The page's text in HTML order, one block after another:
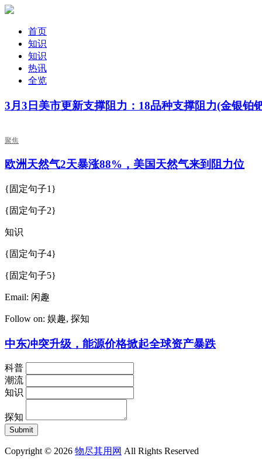
首页
知识
知识
热讯
全览
3月3日美市更新支撑阻力：18品种支撑阻力(金银铂
聚焦
欧洲天然气2天暴涨88%，美国天然气来到阻力位
{固定句子1}
{固定句子2}
知识
{固定句子4}
{固定句子5}
Email: 闲趣
Follow on: 娱趣, 探知
中东冲突升级，能源价格掀起全球资产暴跌
科普
潮流
知识
探知
Copyright © 2026 物尽其用网 All Rights Reserved